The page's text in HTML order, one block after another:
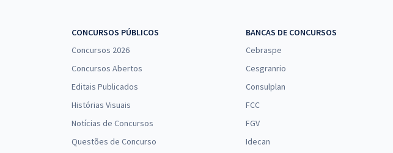
CONCURSOS PÚBLICOS
Concursos 2026
Concursos Abertos
Editais Publicados
Histórias Visuais
Notícias de Concursos
Questões de Concurso
BANCAS DE CONCURSOS
Cebraspe
Cesgranrio
Consulplan
FCC
FGV
Idecan